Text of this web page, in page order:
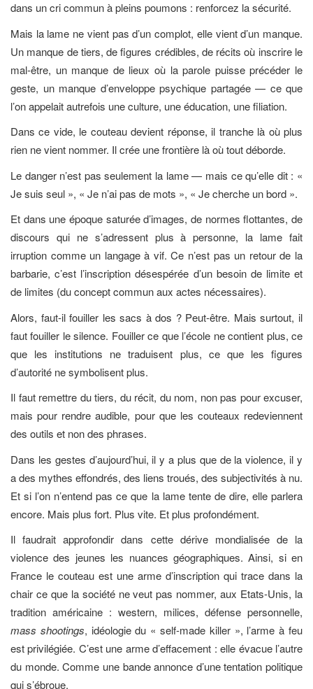
dans un cri commun à pleins poumons : renforcez la sécurité.
Mais la lame ne vient pas d’un complot, elle vient d’un manque.
Un manque de tiers, de figures crédibles, de récits où inscrire le
mal-être, un manque de lieux où la parole puisse précéder le
geste, un manque d’enveloppe psychique partagée — ce que
l’on appelait autrefois une culture, une éducation, une filiation.
Dans ce vide, le couteau devient réponse, il tranche là où plus
rien ne vient nommer. Il crée une frontière là où tout déborde.
Le danger n’est pas seulement la lame — mais ce qu’elle dit : «
Je suis seul », « Je n’ai pas de mots », « Je cherche un bord ».
Et dans une époque saturée d’images, de normes flottantes, de
discours qui ne s’adressent plus à personne, la lame fait
irruption comme un langage à vif. Ce n’est pas un retour de la
barbarie, c’est l’inscription désespérée d’un besoin de limite et
de limites (du concept commun aux actes nécessaires).
Alors, faut-il fouiller les sacs à dos ? Peut-être. Mais surtout, il
faut fouiller le silence. Fouiller ce que l’école ne contient plus, ce
que les institutions ne traduisent plus, ce que les figures
d’autorité ne symbolisent plus.
Il faut remettre du tiers, du récit, du nom, non pas pour excuser,
mais pour rendre audible, pour que les couteaux redeviennent
des outils et non des phrases.
Dans les gestes d’aujourd’hui, il y a plus que de la violence, il y
a des mythes effondrés, des liens troués, des subjectivités à nu.
Et si l’on n’entend pas ce que la lame tente de dire, elle parlera
encore. Mais plus fort. Plus vite. Et plus profondément.
Il faudrait approfondir dans cette dérive mondialisée de la
violence des jeunes les nuances géographiques. Ainsi, si en
France le couteau est une arme d’inscription qui trace dans la
chair ce que la société ne veut pas nommer, aux Etats-Unis, la
tradition américaine : western, milices, défense personnelle,
mass shootings, idéologie du « self-made killer », l’arme à feu
est privilégiée. C’est une arme d’effacement : elle évacue l’autre
du monde. Comme une bande annonce d’une tentation politique
qui s’ébroue.